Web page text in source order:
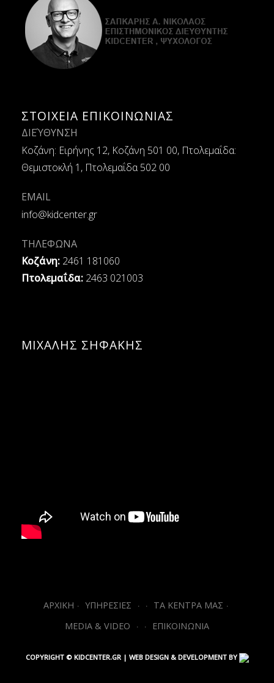
ΣΤΟΙΧΕΙΑ ΕΠΙΚΟΙΝΩΝΙΑΣ
ΔΙΕΎΘΥΝΣΗ
Κοζάνη: Ειρήνης 12, Κοζάνη 501 00, Πτολεμαΐδα:
Θεμιστοκλή 1, Πτολεμαΐδα 502 00
EMAIL
info@kidcenter.gr
ΤΗΛΕΦΩΝΑ
Κοζάνη: 2461 181060
Πτολεμαΐδα: 2463 021003
ΜΙΧΑΛΗΣ ΣΗΦΑΚΗΣ
ΑΡΧΙΚΗ ΥΠΗΡΕΣΙΕΣ
ΤΑ ΚΕΝΤΡΑ ΜΑΣ
MEDIA & VIDEO
ΕΠΙΚΟΙΝΩΝΙΑ
COPYRIGHT © KIDCENTER.GR | WEB DESIGN & DEVELOPMENT BY